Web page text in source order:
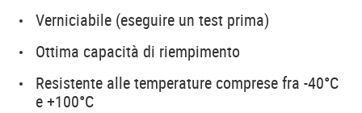
Verniciabile (eseguire un test prima)
Ottima capacità di riempimento
Resistente alle temperature comprese fra -40°C
e +100°C